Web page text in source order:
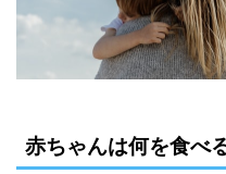
赤ちゃんは何を食べ